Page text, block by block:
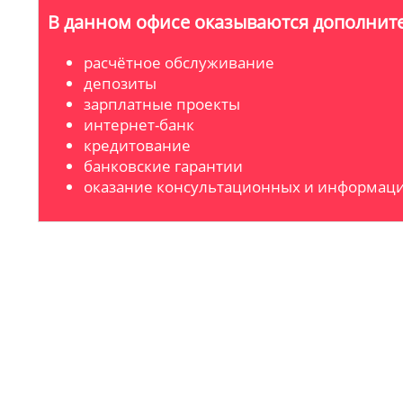
В данном офисе оказываются
расчётное обслуживание
депозиты
зарплатные проекты
интернет-банк
кредитование
банковские гарантии
оказание консультационных и